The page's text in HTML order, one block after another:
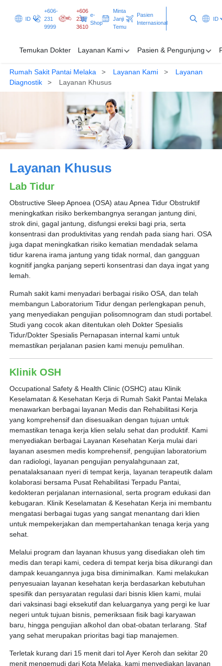
ID
+606-
231
9999
+606
231
3610
e-
Shop
Minta
Janji
Temu
Pasien
Internasional
ID
Temukan Dokter Layanan Kami Pasien & Pengunjung
Temukan Dokter
Pasien & Pengunjung
Promosi & Program
Clinical Excellence
Rumah Sakit Pantai Melaka Layanan Kami
Layanan
Diagnostik
Layanan Khusus
Layanan Khusus
Lab Tidur
Obstructive Sleep Apnoea (OSA) atau Apnea Tidur Obstruktif
meningkatkan risiko berkembangnya serangan jantung dini,
strok dini, gagal jantung, disfungsi ereksi bagi pria, serta
konsentrasi dan produktivitas yang rendah pada siang hari. OSA
juga dapat meningkatkan risiko kematian mendadak selama
tidur karena irama jantung yang tidak normal, dan gangguan
kognitif jangka panjang seperti konsentrasi dan daya ingat yang
lemah.
Rumah sakit kami menyadari berbagai risiko OSA, dan telah
membangun Laboratorium Tidur dengan perlengkapan penuh,
yang menyediakan pengujian polisomnogram dan studi portabel.
Studi yang cocok akan ditentukan oleh Dokter Spesialis
Tidur/Dokter Spesialis Pernapasan internal kami untuk
memastikan perjalanan pasien kami menuju pemulihan.
Klinik OSH
Occupational Safety & Health Clinic (OSHC) atau Klinik
Keselamatan & Kesehatan Kerja di Rumah Sakit Pantai Melaka
menawarkan berbagai layanan Medis dan Rehabilitasi Kerja
yang komprehensif dan disesuaikan dengan tujuan untuk
memastikan tenaga kerja klien selalu sehat dan produktif. Kami
menyediakan berbagai Layanan Kesehatan Kerja mulai dari
layanan asesmen medis komprehensif, pengujian laboratorium
dan radiologi, layanan pengujian penyalahgunaan zat,
penatalaksanaan nyeri di tempat kerja, layanan terapeutik dalam
kolaborasi bersama Pusat Rehabilitasi Terpadu Pantai,
kedokteran perjalanan internasional, serta program edukasi dan
kebugaran. Klinik Keselamatan & Kesehatan Kerja ini membantu
mengatasi berbagai tugas yang sangat menantang dari klien
untuk mempekerjakan dan mempertahankan tenaga kerja yang
sehat.
Melalui program dan layanan khusus yang disediakan oleh tim
medis dan terapi kami, cedera di tempat kerja bisa dikurangi dan
dampak keuangannya juga bisa diminimalkan. Kami melakukan
penyesuaian layanan kesehatan kerja berdasarkan kebutuhan
spesifik dan persyaratan regulasi dari bisnis klien kami, mulai
dari vaksinasi bagi eksekutif dan keluarganya yang pergi ke luar
negeri untuk tujuan bisnis, pemeriksaan fisik bagi karyawan
baru, hingga pengujian alkohol dan obat-obatan terlarang. Staf
yang sehat merupakan prioritas bagi tiap manajemen.
Terletak kurang dari 15 menit dari tol Ayer Keroh dan sekitar 20
menit mengemudi dari Kota Melaka, kami menyediakan layanan